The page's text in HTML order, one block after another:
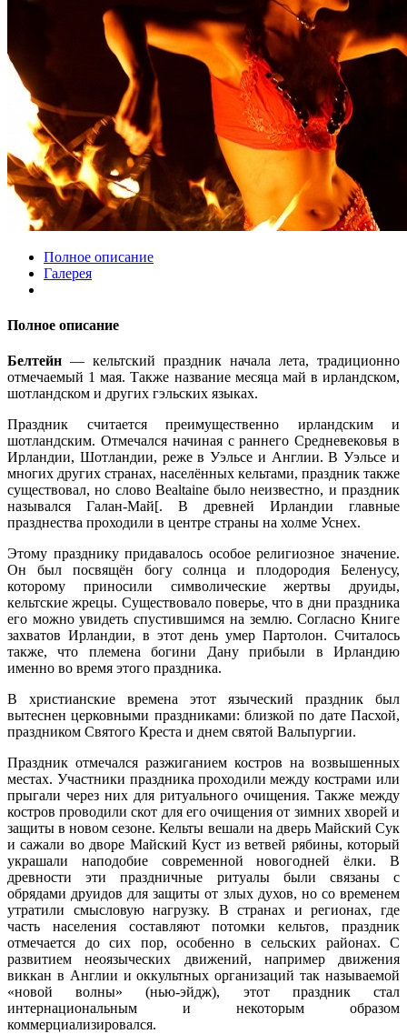
Полное описание
Галерея
Полное описание
Белтейн — кельтский праздник начала лета, традиционно
отмечаемый 1 мая. Также название месяца май в ирландском,
шотландском и других гэльских языках.
Праздник считается преимущественно ирландским и
шотландским. Отмечался начиная с раннего Средневековья в
Ирландии, Шотландии, реже в Уэльсе и Англии. В Уэльсе и
многих других странах, населённых кельтами, праздник также
существовал, но слово Bealtaine было неизвестно, и праздник
назывался Галан-Май[. В древней Ирландии главные
празднества проходили в центре страны на холме Уснех.
Этому празднику придавалось особое религиозное значение.
Он был посвящён богу солнца и плодородия Беленусу,
которому приносили символические жертвы друиды,
кельтские жрецы. Существовало поверье, что в дни праздника
его можно увидеть спустившимся на землю. Согласно Книге
захватов Ирландии, в этот день умер Партолон. Считалось
также, что племена богини Дану прибыли в Ирландию
именно во время этого праздника.
В христианские времена этот языческий праздник был
вытеснен церковными праздниками: близкой по дате Пасхой,
праздником Святого Креста и днем святой Вальпургии.
Праздник отмечался разжиганием костров на возвышенных
местах. Участники праздника проходили между кострами или
прыгали через них для ритуального очищения. Также между
костров проводили скот для его очищения от зимних хворей и
защиты в новом сезоне. Кельты вешали на дверь Майский Сук
и сажали во дворе Майский Куст из ветвей рябины, который
украшали наподобие современной новогодней ёлки. В
древности эти праздничные ритуалы были связаны с
обрядами друидов для защиты от злых духов, но со временем
утратили смысловую нагрузку. В странах и регионах, где
часть населения составляют потомки кельтов, праздник
отмечается до сих пор, особенно в сельских районах. С
развитием неоязыческих движений, например движения
виккан в Англии и оккультных организаций так называемой
«новой волны» (нью-эйдж), этот праздник стал
интернациональным и некоторым образом
коммерциализировался.